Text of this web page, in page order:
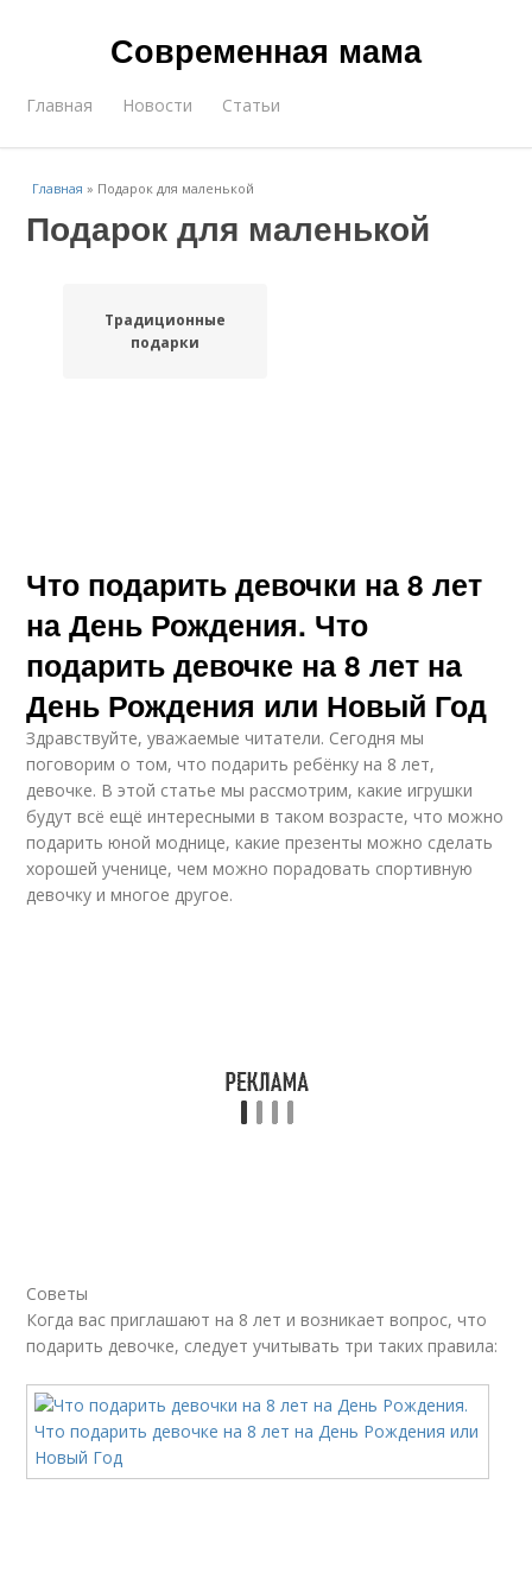
Современная мама
Главная Новости Статьи
Главная » Подарок для маленькой
Подарок для маленькой
Традиционные
подарки
Что подарить девочки на 8 лет
на День Рождения. Что
подарить девочке на 8 лет на
День Рождения или Новый Год
Здравствуйте, уважаемые читатели. Сегодня мы
поговорим о том, что подарить ребёнку на 8 лет,
девочке. В этой статье мы рассмотрим, какие игрушки
будут всё ещё интересными в таком возрасте, что можно
подарить юной моднице, какие презенты можно сделать
хорошей ученице, чем можно порадовать спортивную
девочку и многое другое.
Советы
Когда вас приглашают на 8 лет и возникает вопрос, что
подарить девочке, следует учитывать три таких правила: